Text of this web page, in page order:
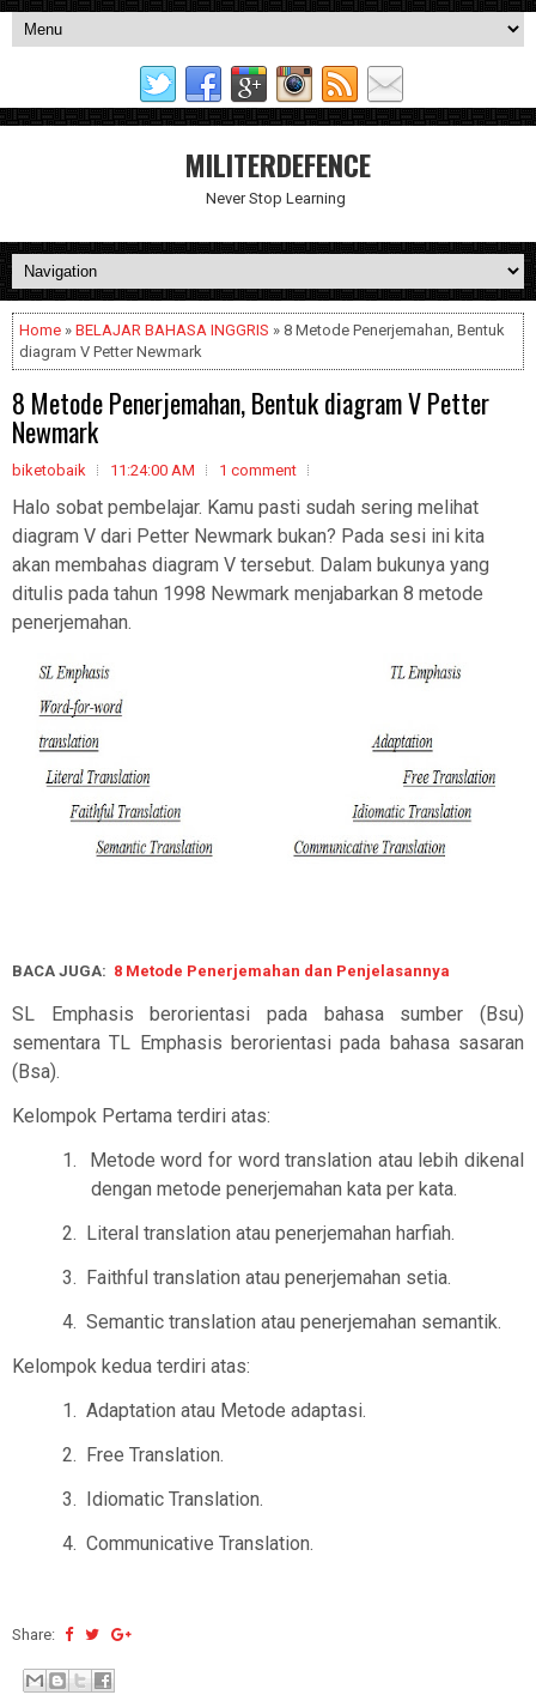
MILITERDEFENCE
Never Stop Learning
Home » BELAJAR BAHASA INGGRIS » 8 Metode Penerjemahan, Bentuk
diagram V Petter Newmark
8 Metode Penerjemahan, Bentuk diagram V Petter
Newmark
biketobaik 11:24:00 AM 1 comment
Halo sobat pembelajar. Kamu pasti sudah sering melihat
diagram V dari Petter Newmark bukan? Pada sesi ini kita
akan membahas diagram V tersebut. Dalam bukunya yang
ditulis pada tahun 1998 Newmark menjabarkan 8 metode
penerjemahan.
BACA JUGA: 8 Metode Penerjemahan dan Penjelasannya
SL Emphasis berorientasi pada bahasa sumber (Bsu)
sementara TL Emphasis berorientasi pada bahasa sasaran
(Bsa).
Kelompok Pertama terdiri atas:
1.
Metode word for word translation atau lebih dikenal
dengan metode penerjemahan kata per kata.
2. Literal translation atau penerjemahan harfiah.
3. Faithful translation atau penerjemahan setia.
4. Semantic translation atau penerjemahan semantik.
Kelompok kedua terdiri atas:
1. Adaptation atau Metode adaptasi.
2. Free Translation.
3. Idiomatic Translation.
4. Communicative Translation.
Share: